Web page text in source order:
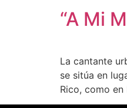
“A Mi
La cantante
se sitúa en
Rico, como